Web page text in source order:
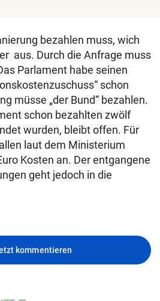
bezahlen muss, wich
aus. Durch die Anfrage muss
Parlament habe seinen
schon
müsse „der Bund“ bezahlen.
schon bezahlten zwölf
wurden, bleibt offen. Für
laut dem Ministerium
Kosten an. Der entgangene
geht jedoch in die
kommentieren